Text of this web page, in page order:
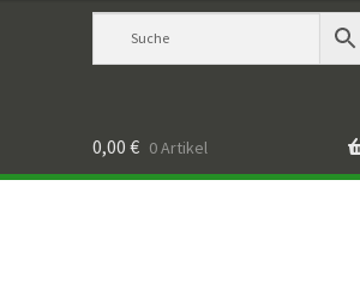
0,00 € 0 Artikel